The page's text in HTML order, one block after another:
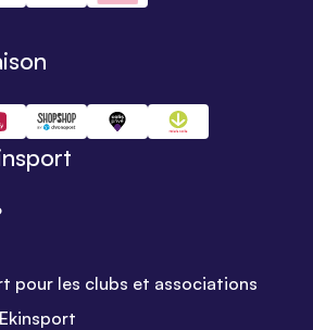
pour les clubs et associations